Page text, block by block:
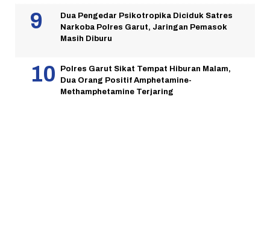
Dua Pengedar Psikotropika Diciduk Satres
Narkoba Polres Garut, Jaringan Pemasok
Masih Diburu
Polres Garut Sikat Tempat Hiburan Malam,
Dua Orang Positif Amphetamine-
Methamphetamine Terjaring